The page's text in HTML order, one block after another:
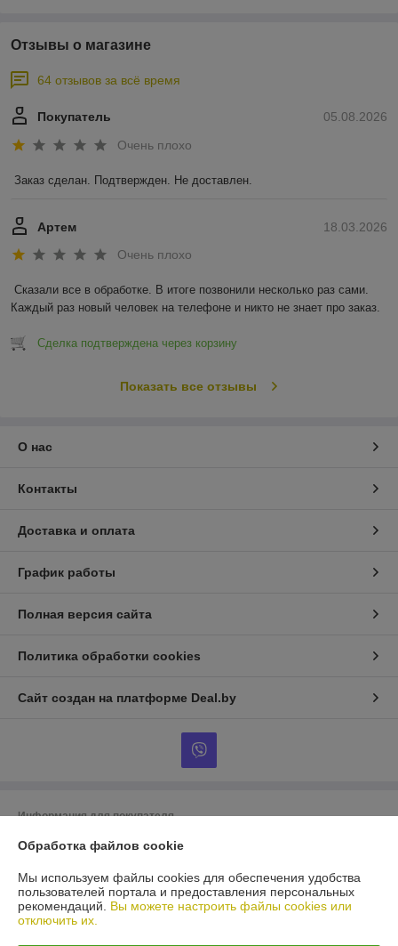
Отзывы о магазине
64 отзывов за всё время
05.08.2026
Покупатель
Очень плохо
Заказ сделан. Подтвержден. Не доставлен.
18.03.2026
Артем
Очень плохо
Сказали все в обработке. В итоге позвонили несколько раз сами.
Каждый раз новый человек на телефоне и никто не знает про заказ.
Сделка подтверждена через корзину
Показать все отзывы
О нас
Контакты
Доставка и оплата
График работы
Полная версия сайта
Политика обработки cookies
Сайт создан на платформе Deal.by
Информация для покупателя
Юридическое лицо:ООО «БигВал»
Регистрационный номер ЕГР: 193084737
УНП: 193084737
Регистрационный орган: Минский горисполком
Обработка файлов cookie
Мы используем файлы cookies для обеспечения удобства
пользователей портала и предоставления персональных
рекомендаций. Вы можете настроить файлы cookies или
отключить их.